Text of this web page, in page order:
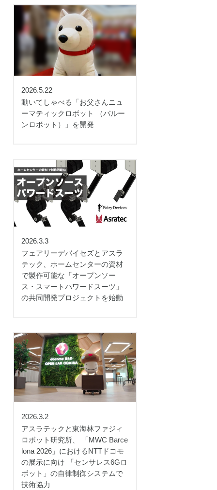
2026.5.22
動いてしゃべる「お父さんニュ
ーマティックロボット （バルー
ンロボット）」を開発
2026.3.3
フェアリーデバイセズとアスラ
テック、ホームセンターの資材
で製作可能な「オープンソー
ス・スマートパワードスーツ」
の共同開発プロジェクトを始動
2026.3.2
アスラテックと東海林ファジィ
ロボット研究所、 「MWC Barce
lona 2026」におけるNTTドコモ
の展示に向け 「センサレス6Gロ
ボット」の自律制御システムで
技術協力